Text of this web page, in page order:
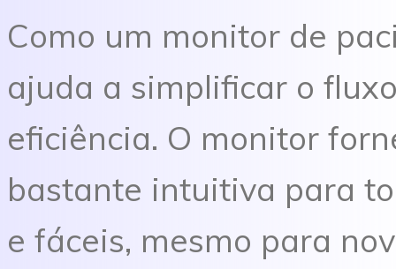
Como um monitor de
ajuda a simplificar o
eficiência. O monitor
bastante intuitiva para
e fáceis, mesmo para